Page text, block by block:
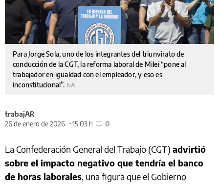
Para Jorge Sola, uno de los integrantes del triunvirato de
conducción de la CGT, la reforma laboral de Milei “pone al
trabajador en igualdad con el empleador, y eso es
inconstitucional”. NA
trabajAR
26 de enero de 2026
15:03 h 0
La Confederación General del Trabajo (CGT) advirtió
sobre el impacto negativo que tendría el banco
de horas laborales, una figura que el Gobierno